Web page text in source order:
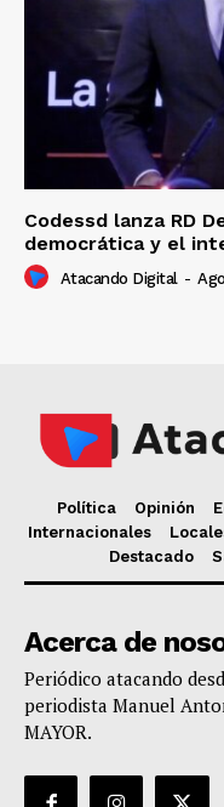
Codessd lanza RD
democrática y el
Atacando Digital -
Política Opinión
Internacionales
Destacado
Acerca de
Periódico atacando
periodista Manuel
MAYOR.